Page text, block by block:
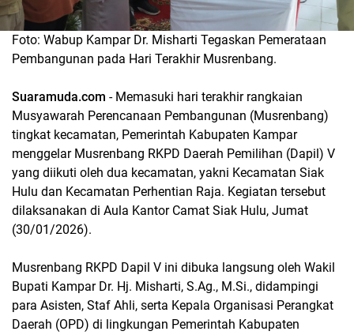
Foto: Wabup Kampar Dr. Misharti Tegaskan Pemerataan
Pembangunan pada Hari Terakhir Musrenbang.
Suaramuda.com - Memasuki hari terakhir rangkaian
Musyawarah Perencanaan Pembangunan (Musrenbang)
tingkat kecamatan, Pemerintah Kabupaten Kampar
menggelar Musrenbang RKPD Daerah Pemilihan (Dapil) V
yang diikuti oleh dua kecamatan, yakni Kecamatan Siak
Hulu dan Kecamatan Perhentian Raja. Kegiatan tersebut
dilaksanakan di Aula Kantor Camat Siak Hulu, Jumat
(30/01/2026).
Musrenbang RKPD Dapil V ini dibuka langsung oleh Wakil
Bupati Kampar Dr. Hj. Misharti, S.Ag., M.Si., didampingi
para Asisten, Staf Ahli, serta Kepala Organisasi Perangkat
Daerah (OPD) di lingkungan Pemerintah Kabupaten